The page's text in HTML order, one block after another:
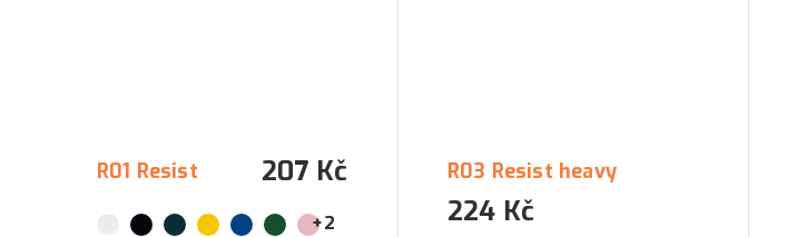
R01 Resist 207 Kč
+2
R03 Resist heavy
224 Kč